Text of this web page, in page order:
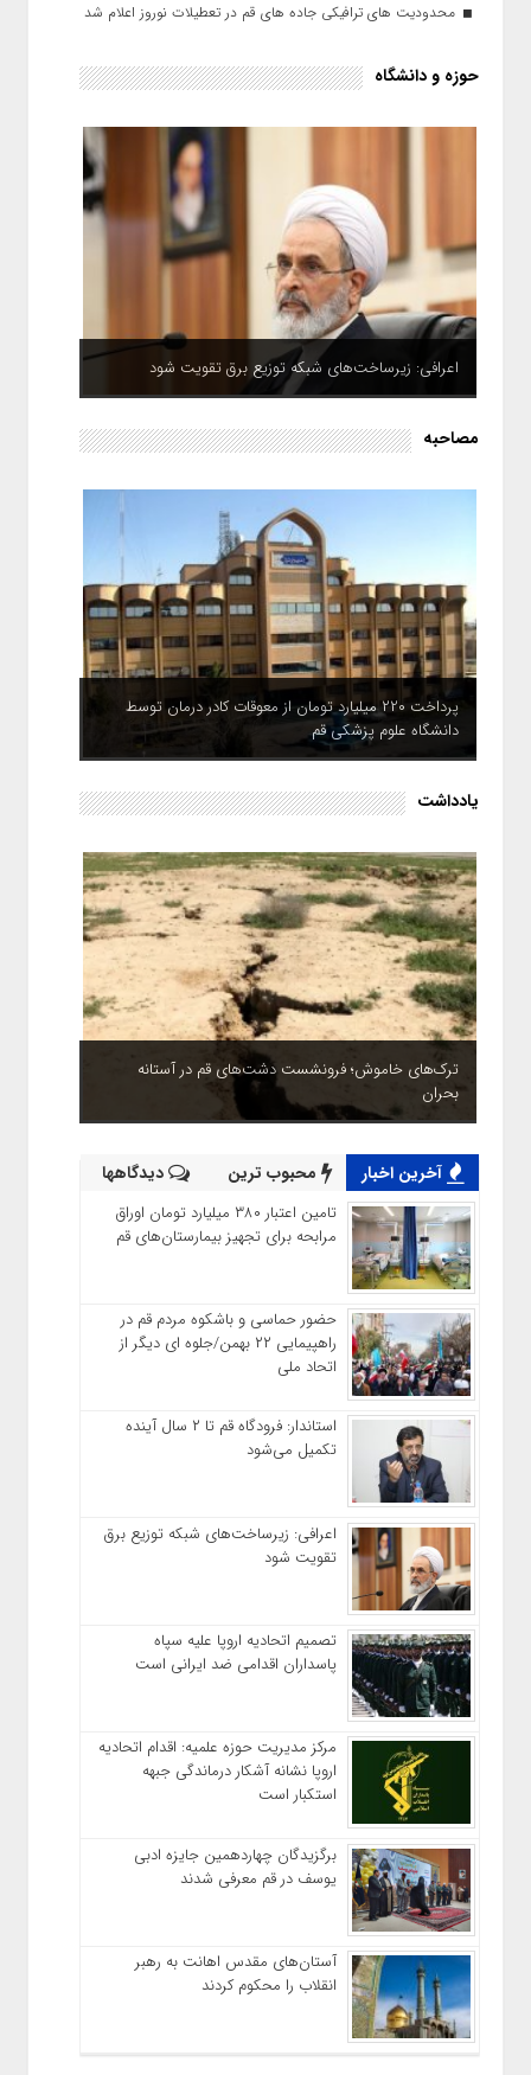
محدودیت های ترافیکی جاده های قم در تعطیلات نوروز اعلام شد
حوزه و دانشگاه
اعرافی: زیرساخت‌های شبکه توزیع برق تقویت شود
مصاحبه
پرداخت ۲۲۰ میلیارد تومان از معوقات کادر درمان توسط
دانشگاه علوم پزشکی قم
یادداشت
ترک‌های خاموش؛ فرونشست دشت‌های قم در آستانه
بحران
آخرین اخبار محبوب ترین دیدگاهها
تامین اعتبار ۳۸۰ میلیارد تومان اوراق
مرابحه برای تجهیز بیمارستان‌های قم
حضور حماسی و باشکوه مردم قم در
راهپیمایی ۲۲ بهمن/جلوه ای دیگر از
اتحاد ملی
استاندار: فرودگاه قم تا ۲ سال آینده
تکمیل می‌شود
اعرافی: زیرساخت‌های شبکه توزیع برق
تقویت شود
تصمیم اتحادیه اروپا علیه سپاه
پاسداران اقدامی ضد ایرانی است
مرکز مدیریت حوزه علمیه: اقدام اتحادیه
اروپا نشانه آشکار درماندگی جبهه
استکبار است
برگزیدگان چهاردهمین جایزه ادبی
یوسف در قم معرفی شدند
آستان‌های مقدس اهانت به رهبر
انقلاب را محکوم کردند